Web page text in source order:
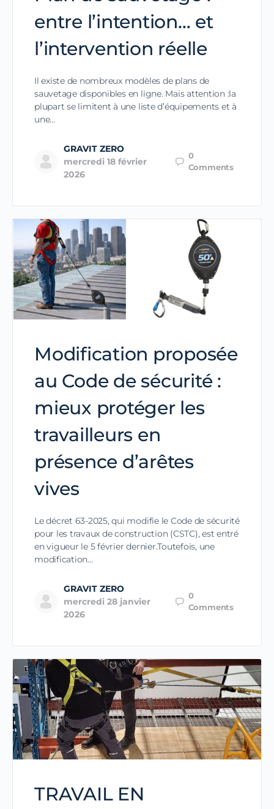
entre l’intention… et
l’intervention réelle
Il existe de nombreux modèles de plans de
sauvetage disponibles en ligne. Mais attention :la
plupart se limitent à une liste d’équipements et à
une…
GRAVIT ZERO
mercredi 18 février
2026
0
Comments
Modification proposée
au Code de sécurité :
mieux protéger les
travailleurs en
présence d’arêtes
vives
Le décret 63-2025, qui modifie le Code de sécurité
pour les travaux de construction (CSTC), est entré
en vigueur le 5 février dernier.Toutefois, une
modification…
GRAVIT ZERO
mercredi 28 janvier
2026
0
Comments
TRAVAIL EN